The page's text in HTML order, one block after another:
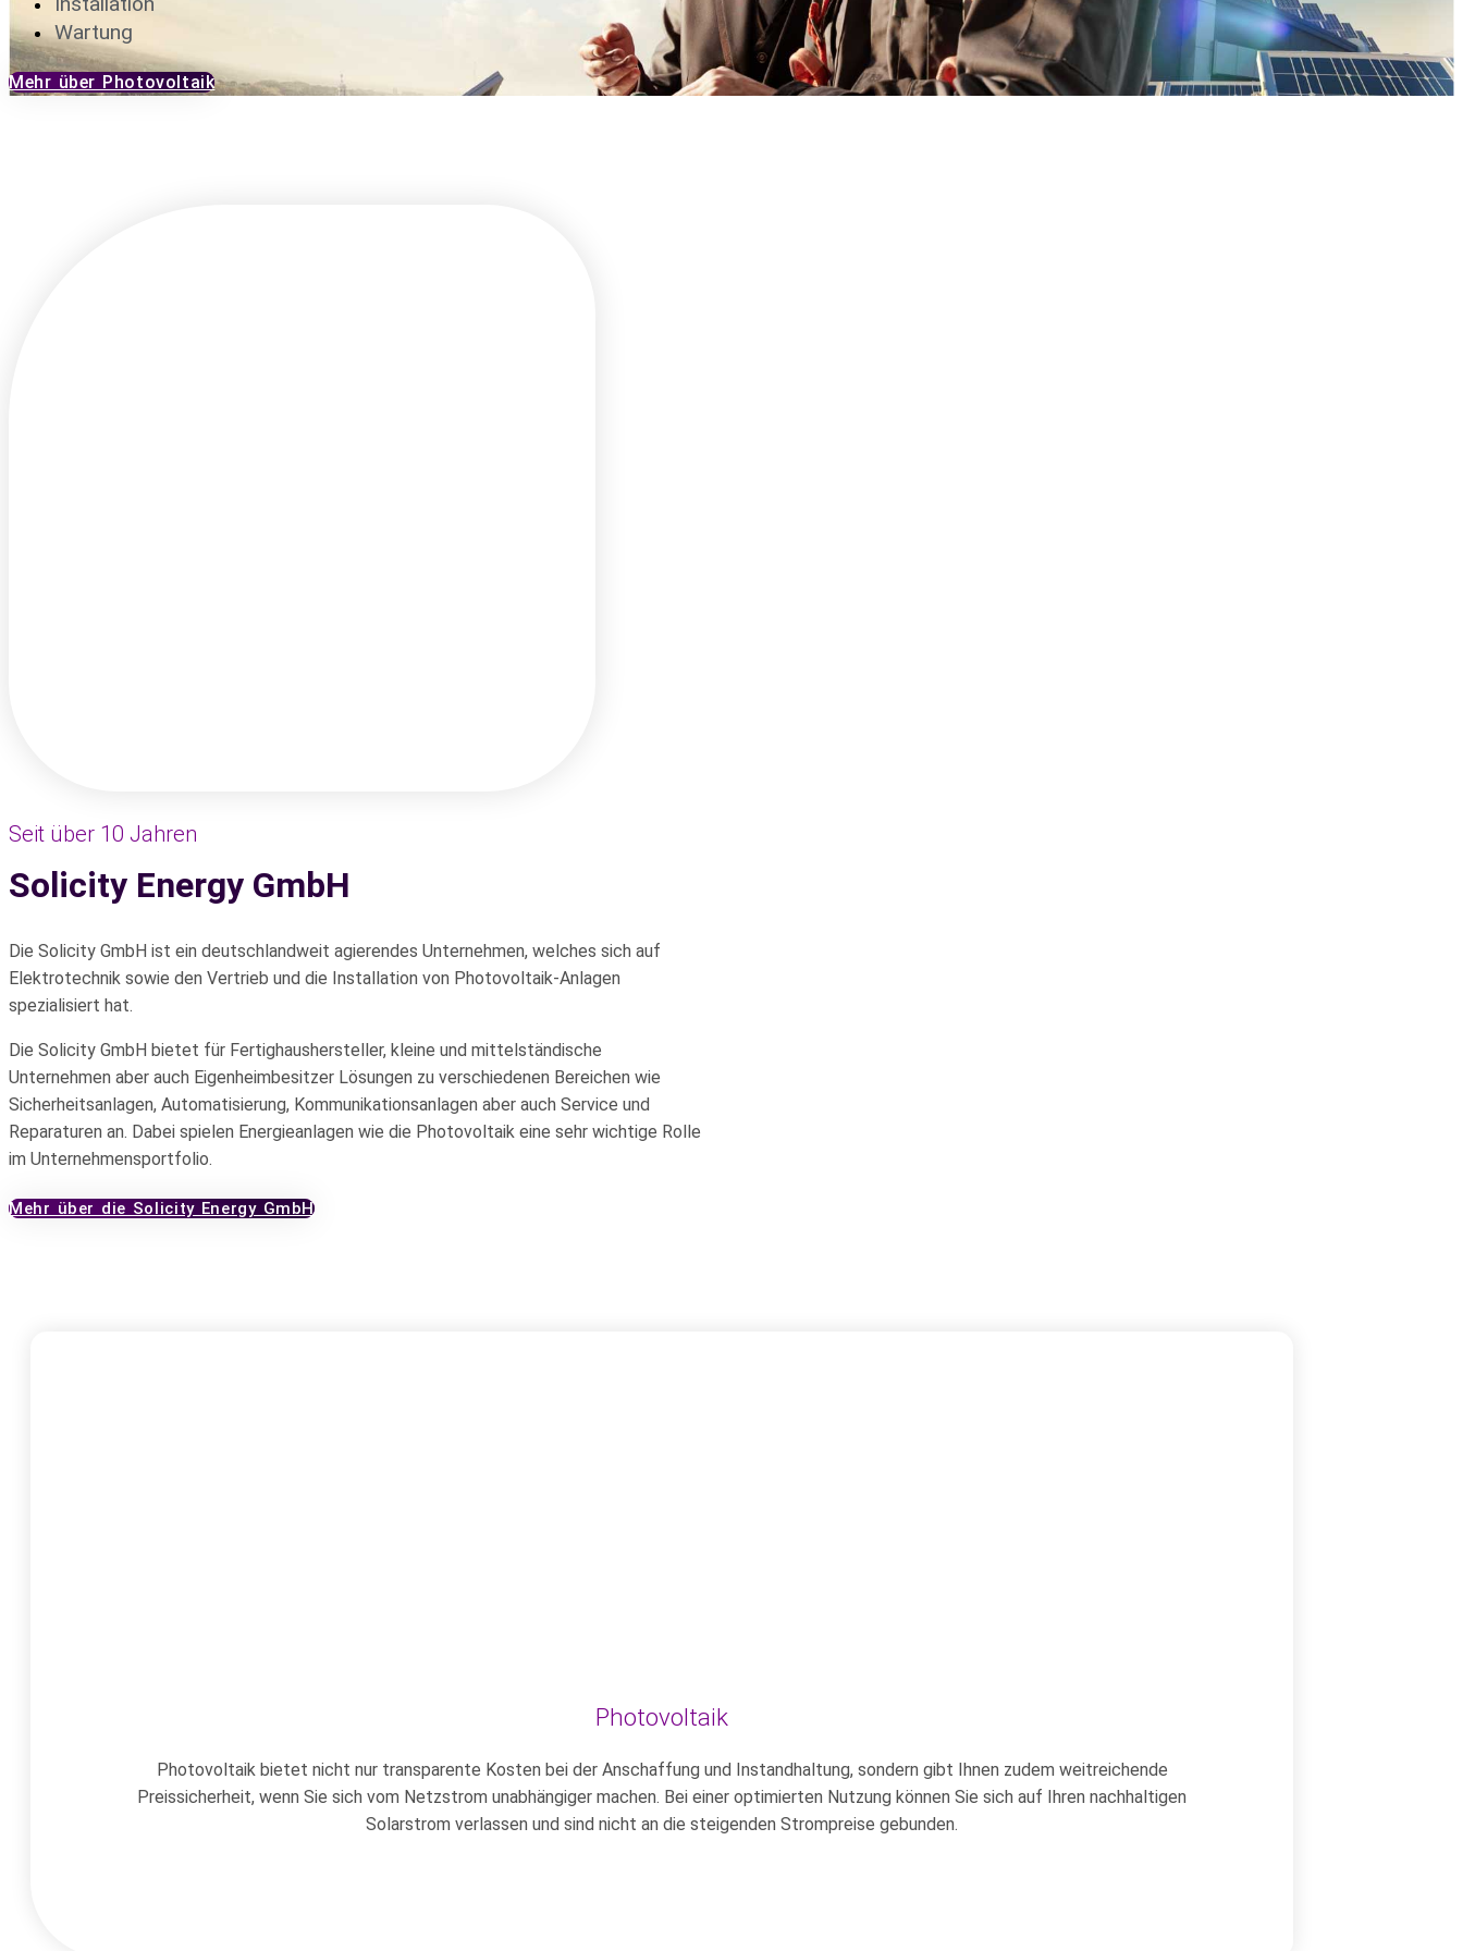
Wartung
Mehr über Photovoltaik
Seit über 10 Jahren
Solicity Energy GmbH​
Die Solicity GmbH ist ein deutschlandweit agierendes Unternehmen, welches sich auf
Elektrotechnik sowie den Vertrieb und die Installation von Photovoltaik-Anlagen
spezialisiert hat.
Die Solicity GmbH bietet für Fertighaushersteller, kleine und mittelständische
Unternehmen aber auch Eigenheimbesitzer Lösungen zu verschiedenen Bereichen wie
Sicherheitsanlagen, Automatisierung, Kommunikationsanlagen aber auch Service und
Reparaturen an. Dabei spielen Energieanlagen wie die Photovoltaik eine sehr wichtige Rolle
im Unternehmensportfolio.
Mehr über die Solicity Energy GmbH
Photovoltaik
Photovoltaik bietet nicht nur transparente Kosten bei der Anschaffung und Instandhaltung, sondern gibt Ihnen zudem weitreichende
Preissicherheit, wenn Sie sich vom Netzstrom unabhängiger machen. Bei einer optimierten Nutzung können Sie sich auf Ihren nachhaltigen
Solarstrom verlassen und sind nicht an die steigenden Strompreise gebunden.